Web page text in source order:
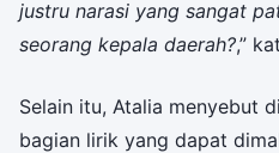
justru narasi yang sangat
seorang kepala daerah?,”
Selain itu, Atalia menyebut
bagian lirik yang dapat